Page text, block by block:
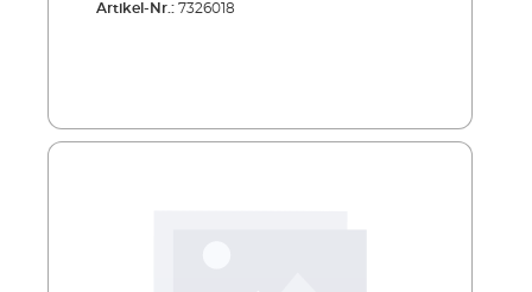
Artikel-Nr.: 7326018